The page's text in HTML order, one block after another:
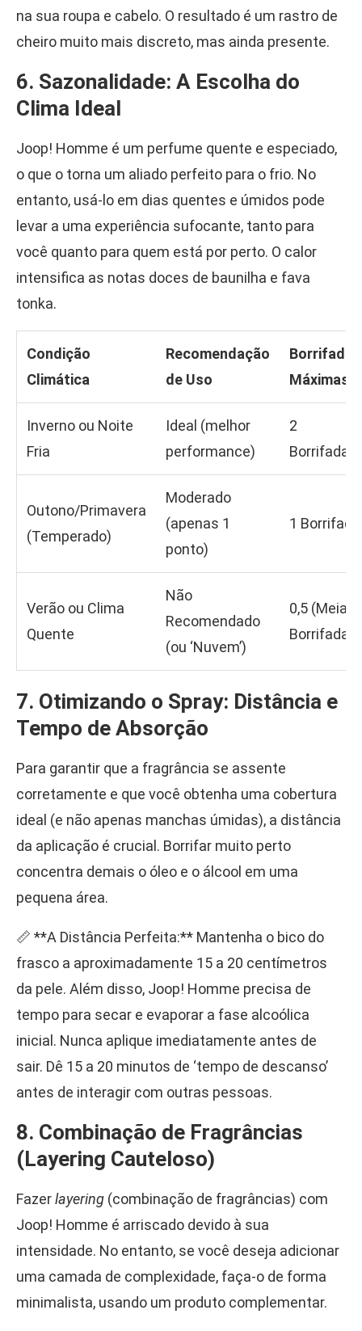
na sua roupa e cabelo. O resultado é um rastro de
cheiro muito mais discreto, mas ainda presente.
6. Sazonalidade: A Escolha do
Clima Ideal
Joop! Homme é um perfume quente e especiado,
o que o torna um aliado perfeito para o frio. No
entanto, usá-lo em dias quentes e úmidos pode
levar a uma experiência sufocante, tanto para
você quanto para quem está por perto. O calor
intensifica as notas doces de baunilha e fava
tonka.
Condição
Climática
Recomendação
de Uso
Borrifadas
Máximas
Inverno ou Noite
Fria
Ideal (melhor
performance)
2
Borrifadas
Outono/Primavera
(Temperado)
Moderado
(apenas 1
ponto)
1 Borrifada
Verão ou Clima
Quente
Não
Recomendado
(ou ‘Nuvem’)
0,5 (Meia)
Borrifada
7. Otimizando o Spray: Distância e
Tempo de Absorção
Para garantir que a fragrância se assente
corretamente e que você obtenha uma cobertura
ideal (e não apenas manchas úmidas), a distância
da aplicação é crucial. Borrifar muito perto
concentra demais o óleo e o álcool em uma
pequena área.
📏 **A Distância Perfeita:** Mantenha o bico do
frasco a aproximadamente 15 a 20 centímetros
da pele. Além disso, Joop! Homme precisa de
tempo para secar e evaporar a fase alcoólica
inicial. Nunca aplique imediatamente antes de
sair. Dê 15 a 20 minutos de ‘tempo de descanso’
antes de interagir com outras pessoas.
8. Combinação de Fragrâncias
(Layering Cauteloso)
Fazerlayering (combinação de fragrâncias) com
Joop! Homme é arriscado devido à sua
intensidade. No entanto, se você deseja adicionar
uma camada de complexidade, faça-o de forma
minimalista, usando um produto complementar.